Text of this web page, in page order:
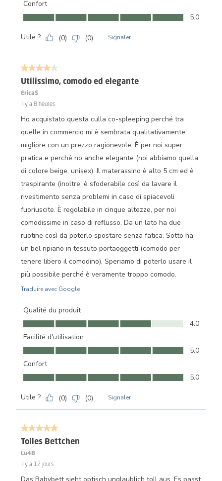
Confort
Confort, 5.0 sur 5
5.0
Utile ? (0) (0) Signaler
4 sur 5 étoiles.
Utilissimo, comodo ed elegante
EricaS
il y a 8 heures
Ho acquistato questa culla co-spleeping perché tra
quelle in commercio mi è sembrata qualitativamente
migliore con un prezzo ragionevole. È per noi super
pratica e perché no anche elegante (noi abbiamo quella
di colore beige, unisex). Il materassino è alto 5 cm ed è
traspirante (inoltre, è sfoderabile così da lavare il
rivestimento senza problemi in caso di spiacevoli
fuoriuscite. È regolabile in cinque altezze, per noi
comodissime in caso di reflusso. Da un lato ha due
ruotine così da poterlo spostare senza fatica. Sotto ha
un bel ripiano in tessuto portaoggetti (comodo per
tenere libero il comodino). Speriamo di poterlo usare il
più possibile perché è veramente troppo comodo.
Traduire avec Google
Qualité du produit
Qualité du produit, 4.0 sur 5
4.0
Facilité d'utilisation
Facilité d'utilisation, 5.0 sur 5
5.0
Confort
Confort, 5.0 sur 5
5.0
Utile ? (0) (0) Signaler
5 sur 5 étoiles.
Tolles Bettchen
Lu48
il y a 12 jours